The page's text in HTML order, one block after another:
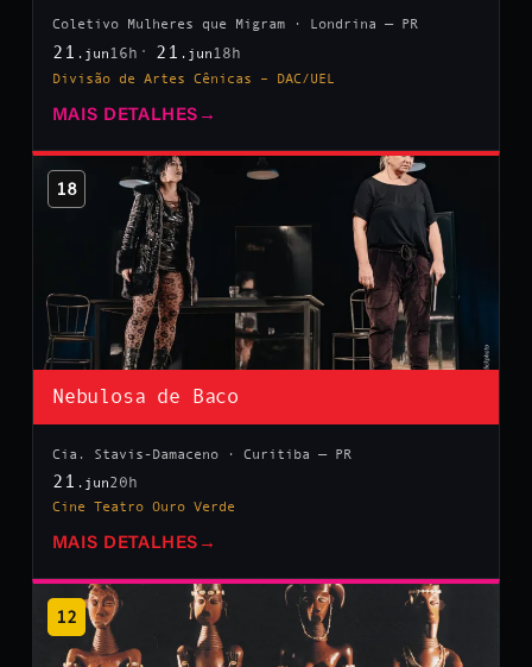
Coletivo Mulheres que Migram · Londrina — PR
21 .jun 16h 21 .jun 18h
Divisão de Artes Cênicas – DAC/UEL
MAIS DETALHES →
18
Nebulosa de Baco
Cia. Stavis-Damaceno · Curitiba — PR
21 .jun20h
Cine Teatro Ouro Verde
MAIS DETALHES →
12